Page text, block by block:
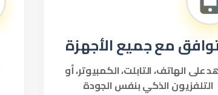
مع جميع الأجهزة
على الهاتف، التابلت، الكمبيوتر، أو
التلفزيون الذكي بنفس الجودة